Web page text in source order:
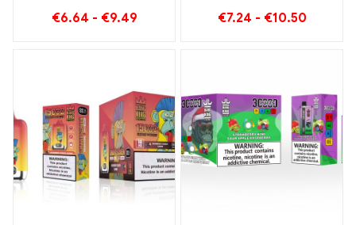
Mirtilli Anguria 30000
€6.64 - €9.49 €7.24 - €10.50